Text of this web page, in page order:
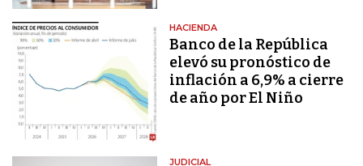
HACIENDA
Banco de la República
elevó su pronóstico de
inflación a 6,9% a cierre
de año por El Niño
JUDICIAL